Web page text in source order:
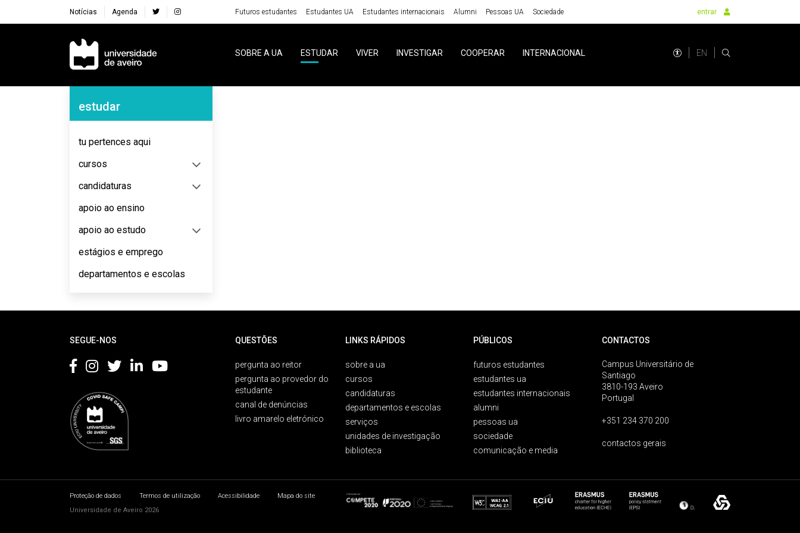
Notícias Agenda Futuros estudantes Estudantes UA Estudantes internacionais Alumni Pessoas UA Sociedade entrar
Navegação Principal
SOBRE A UA ESTUDAR VIVER INVESTIGAR COOPERAR INTERNACIONAL EN
Navegação Lateral
estudar
tu pertences aqui
cursos
candidaturas
apoio ao ensino
apoio ao estudo
estágios e emprego
departamentos e escolas
SEGUE-NOS QUESTÕES
pergunta ao reitor
pergunta ao provedor do
estudante
canal de denúncias
livro amarelo eletrónico
LINKS RÁPIDOS
sobre a ua
cursos
candidaturas
departamentos e escolas
serviços
unidades de investigação
biblioteca
PÚBLICOS
futuros estudantes
estudantes ua
estudantes internacionais
alumni
pessoas ua
sociedade
comunicação e media
CONTACTOS
Campus Universitário de
Santiago
3810-193 Aveiro
Portugal
+351 234 370 200
contactos gerais
Proteção de dados Termos de utilização Acessibilidade
Mapa do site
Universidade de Aveiro 2026